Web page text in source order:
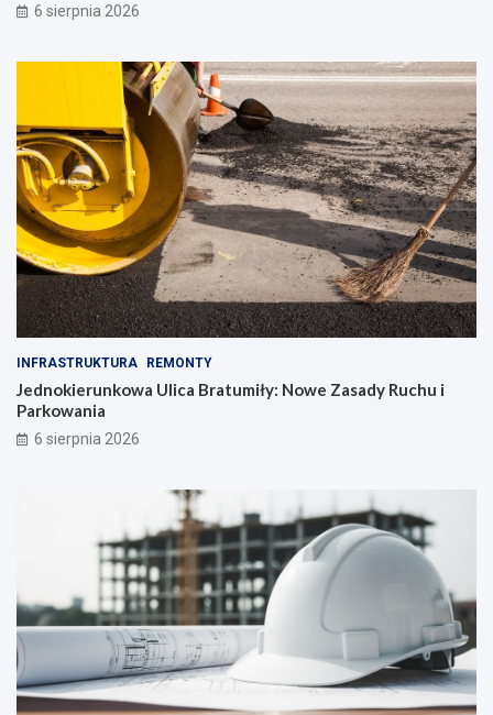
6 sierpnia 2026
INFRASTRUKTURA REMONTY
Jednokierunkowa Ulica Bratumiły: Nowe Zasady Ruchu i
Parkowania
6 sierpnia 2026